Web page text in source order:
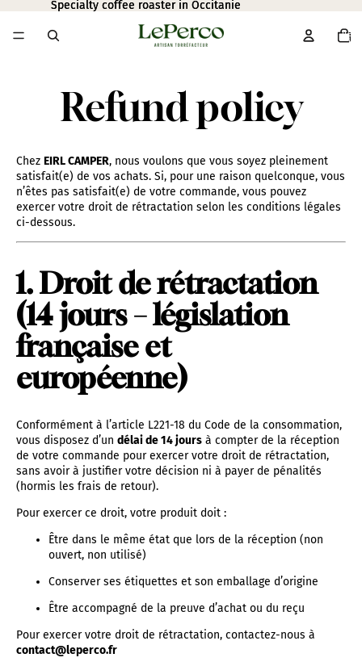
Specialty coffee roaster in Occitanie
Specialty coffee roaster in Occitanie
items
in
Refund policy
Chez EIRL CAMPER, nous voulons que vous soyez pleinement
satisfait(e) de vos achats. Si, pour une raison quelconque, vous
n’êtes pas satisfait(e) de votre commande, vous pouvez
exercer votre droit de rétractation selon les conditions légales
ci-dessous.
1. Droit de rétractation
(14 jours – législation
française et
européenne)
Conformément à l’article L221-18 du Code de la consommation,
vous disposez d’un délai de 14 jours à compter de la réception
de votre commande pour exercer votre droit de rétractation,
sans avoir à justifier votre décision ni à payer de pénalités
(hormis les frais de retour).
Pour exercer ce droit, votre produit doit :
Être dans le même état que lors de la réception (non
ouvert, non utilisé)
Conserver ses étiquettes et son emballage d’origine
Être accompagné de la preuve d’achat ou du reçu
Pour exercer votre droit de rétractation, contactez-nous à
contact@leperco.fr